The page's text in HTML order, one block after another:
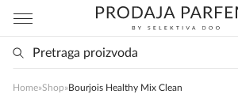
Home»Shop»Bourjois Healthy Mix Clean